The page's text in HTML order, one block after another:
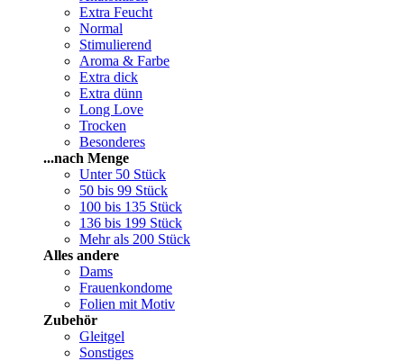
Extra Feucht
Normal
Stimulierend
Aroma & Farbe
Extra dick
Extra dünn
Long Love
Trocken
Besonderes
...nach Menge
Unter 50 Stück
50 bis 99 Stück
100 bis 135 Stück
136 bis 199 Stück
Mehr als 200 Stück
Alles andere
Dams
Frauenkondome
Folien mit Motiv
Zubehör
Gleitgel
Sonstiges